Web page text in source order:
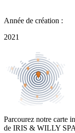
Année de création :
2021
Parcourez notre carte
de IRIS & WILLY